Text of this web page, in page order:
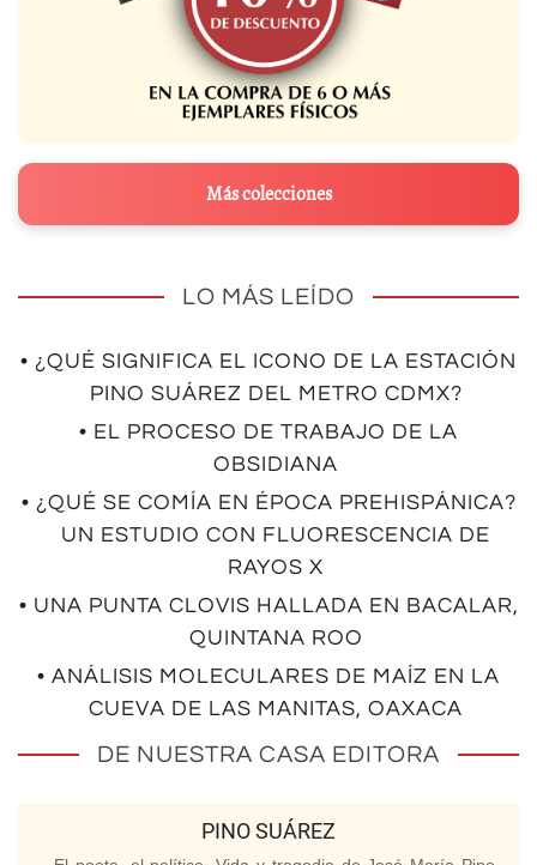
Más colecciones
LO MÁS LEÍDO
• ¿QUÉ SIGNIFICA EL ICONO DE LA ESTACIÓN
PINO SUÁREZ DEL METRO CDMX?
• EL PROCESO DE TRABAJO DE LA
OBSIDIANA
• ¿QUÉ SE COMÍA EN ÉPOCA PREHISPÁNICA?
UN ESTUDIO CON FLUORESCENCIA DE
RAYOS X
• UNA PUNTA CLOVIS HALLADA EN BACALAR,
QUINTANA ROO
• ANÁLISIS MOLECULARES DE MAÍZ EN LA
CUEVA DE LAS MANITAS, OAXACA
DE NUESTRA CASA EDITORA
PINO SUÁREZ